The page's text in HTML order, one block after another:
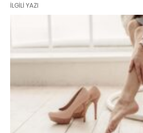
İLGILI YAZI